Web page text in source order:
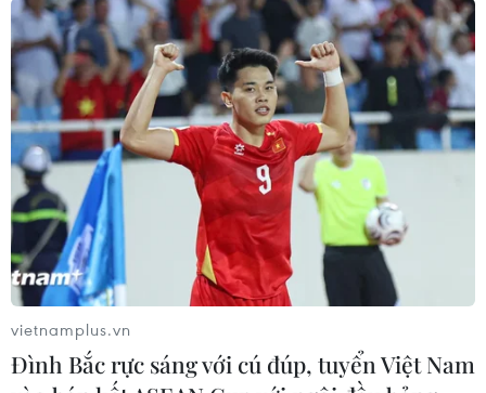
hợp vệ sinh, còn 16 triệu người dân nông thôn đang sử
dụng nhà tiêu không hợp vệ sinh...
vietnamplus.vn
Đình Bắc rực sáng với cú đúp, tuyển Việt Nam